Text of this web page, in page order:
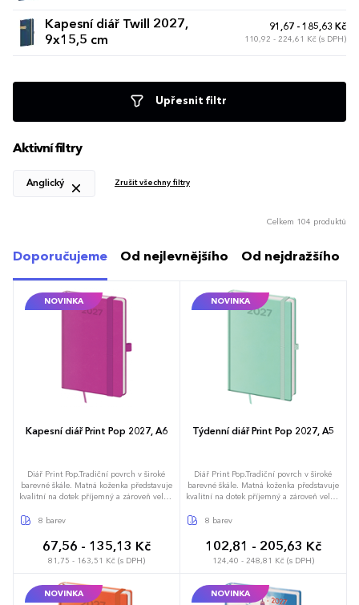
Kapesní diář Twill 2027,
9x15,5 cm
91,67 - 185,63 Kč
110,92 - 224,61 Kč (s DPH)
Upřesnit filtr
Aktivní filtry
Anglický Zrušit všechny filtry
Celkem 104 produktů
Doporučujeme Od nejlevnějšího Od nejdražšího
NOVINKA
Kapesní diář Print Pop 2027, A6
Diář Print Pop.Tradiční povrch v široké
barevné škále. Matná koženka představuje
kvalitní na dotek příjemný a zároveň velmi
ražbou. Uživatelský komfort zvyšují detaily
praktická gumička. Povrchový materiál
umožňuje dosáhnout perfektních výsledků
při sleporažbě. Diář obsahuje: osobní
přehled), plánovací kalendář, mezinárodní
svátky, roční výhled, týdenní layout,
8 barev
67,56 - 135,13 Kč
81,75 - 163,51 Kč (s DPH)
NOVINKA
Týdenní diář Print Pop 2027, A5
Diář Print Pop.Tradiční povrch v široké
barevné škále. Matná koženka představuje
kvalitní na dotek příjemný a zároveň velmi
ražbou. Uživatelský komfort zvyšují detaily
praktická gumička. Povrchový materiál
umožňuje dosáhnout perfektních výsledků
při sleporažbě. Diář obsahuje: osobní
přehled), plánovací kalendář, roční
výhled, týdenní layout, rozšířený prostor
8 barev
102,81 - 205,63 Kč
124,40 - 248,81 Kč (s DPH)
NOVINKA NOVINKA